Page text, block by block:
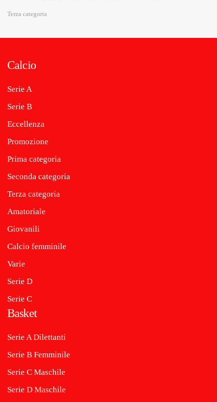
Terza categoria
Calcio
Serie A
Serie B
Eccellenza
Promozione
Prima categoria
Seconda categoria
Terza categoria
Amatoriale
Giovanili
Calcio femminile
Varie
Serie D
Serie C
Basket
Serie A Dilettanti
Serie B Femminile
Serie C Maschile
Serie D Maschile